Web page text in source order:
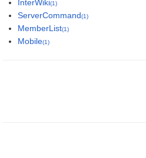
InterWiki(1)
ServerCommand(1)
MemberList(1)
Mobile(1)